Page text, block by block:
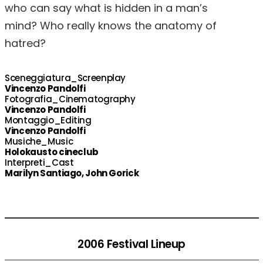
who can say what is hidden in a man’s
mind? Who really knows the anatomy of
hatred?
Sceneggiatura_Screenplay
Vincenzo Pandolfi
Fotografia_Cinematography
Vincenzo Pandolfi
Montaggio_Editing
Vincenzo Pandolfi
Musiche_Music
Holokausto cineclub
Interpreti_Cast
Marilyn Santiago, John Gorick
2006 Festival Lineup